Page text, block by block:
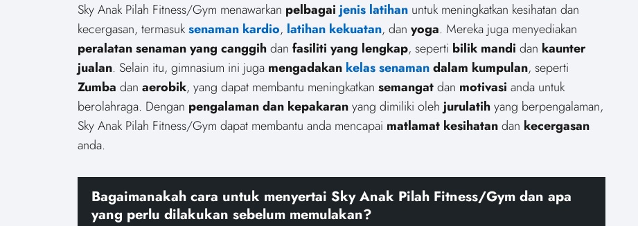
Sky Anak Pilah Fitness/Gym menawarkan pelbagai jenis latihan untuk meningkatkan kesihatan dan
kecergasan, termasuksenaman kardio, latihan kekuatan, dan yoga. Mereka juga menyediakan
peralatan senaman yang canggihdan fasiliti yang lengkap, seperti bilik mandi dan kaunter
jualan. Selain itu, gimnasium ini juga mengadakan kelas senamandalam kumpulan, seperti
Zumba dan aerobik, yang dapat membantu meningkatkan semangatdan motivasi anda untuk
berolahraga. Dengan pengalaman dan kepakaranyang dimiliki oleh jurulatihyang berpengalaman,
Sky Anak Pilah Fitness/Gym dapat membantu anda mencapai matlamat kesihatandan kecergasan
anda.
Bagaimanakah cara untuk menyertai Sky Anak Pilah Fitness/Gym dan apa
yang perlu dilakukan sebelum memulakan?